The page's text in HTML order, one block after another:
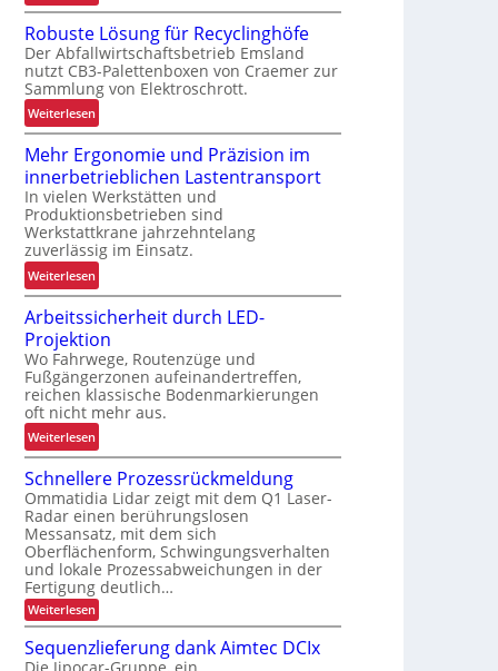
h
e
i
t
V
o
n
d
e
r
L
a
d
e
n
w
a
a
g
e
z
u
r
K
I
Robuste Lösung für Recyclinghöfe
Der Abfallwirtschaftsbetrieb Emsland
nutzt CB3-Palettenboxen von Craemer zur
Sammlung von Elektroschrott.
Weiterlesen:
R
o
b
u
s
t
e
L
ö
s
u
n
g
f
ü
r
R
e
c
y
c
l
i
n
g
h
Mehr Ergonomie und Präzision im
innerbetrieblichen Lastentransport
In vielen Werkstätten und
Produktionsbetrieben sind
Werkstattkrane jahrzehntelang
zuverlässig im Einsatz.
Weiterlesen:
M
e
h
r
E
r
g
o
o
m
i
e
u
n
d
r
Arbeitssicherheit durch LED-
Projektion
Wo Fahrwege, Routenzüge und
Fußgängerzonen aufeinandertreffen,
reichen klassische Bodenmarkierungen
oft nicht mehr aus.
Weiterlesen:
A
r
b
e
i
t
s
s
i
c
Schnellere Prozessrückmeldung
Ommatidia Lidar zeigt mit dem Q1 Laser-
Radar einen berührungslosen
Messansatz, mit dem sich
Oberflächenform, Schwingungsverhalten
und lokale Prozessabweichungen in der
Fertigung deutlich…
Weiterlesen:
S
c
h
Sequenzlieferung dank Aimtec DCIx